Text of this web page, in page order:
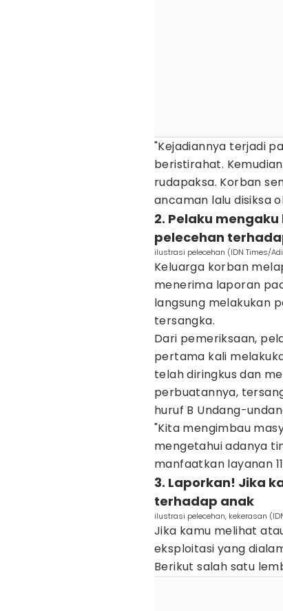
"Kejadiannya terjadi
beristirahat.
rudapaksa. Korban
ancaman lalu disiksa
2. Pelaku
pelecehan
ilustrasi pelecehan (IDN Times/
Keluarga korban
menerima laporan
langsung melakukan
tersangka.
Dari pemeriksaan,
pertama kali
telah diringkus dan
perbuatannya,
huruf B Undang-
"Kita mengimbau
mengetahui adanya
manfaatkan layanan
3. Laporkan! Jika
terhadap anak
ilustrasi pelecehan, kekerasan
Jika kamu melihat
eksploitasi yang
Berikut salah satu